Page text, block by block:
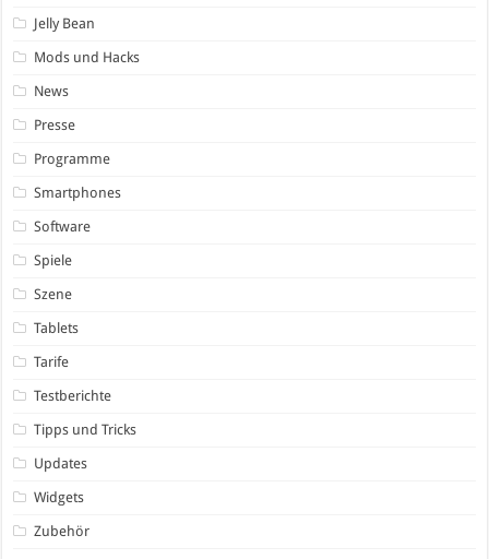
Jelly Bean
Mods und Hacks
News
Presse
Programme
Smartphones
Software
Spiele
Szene
Tablets
Tarife
Testberichte
Tipps und Tricks
Updates
Widgets
Zubehör